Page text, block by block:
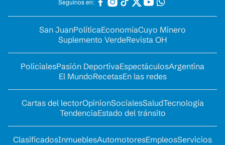
Seguinos en:
San JuanPolíticaEconomíaCuyo Minero
Suplemento VerdeRevista OH
PolicialesPasión DeportivaEspectáculosArgentina
El MundoRecetasEn las redes
Cartas del lectorOpinionSocialesSaludTecnología
TendenciaEstado del tránsito
ClasificadosInmueblesAutomotoresEmpleosServicios